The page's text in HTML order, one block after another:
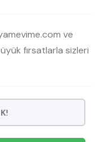
ve
fırsatlarla sizleri